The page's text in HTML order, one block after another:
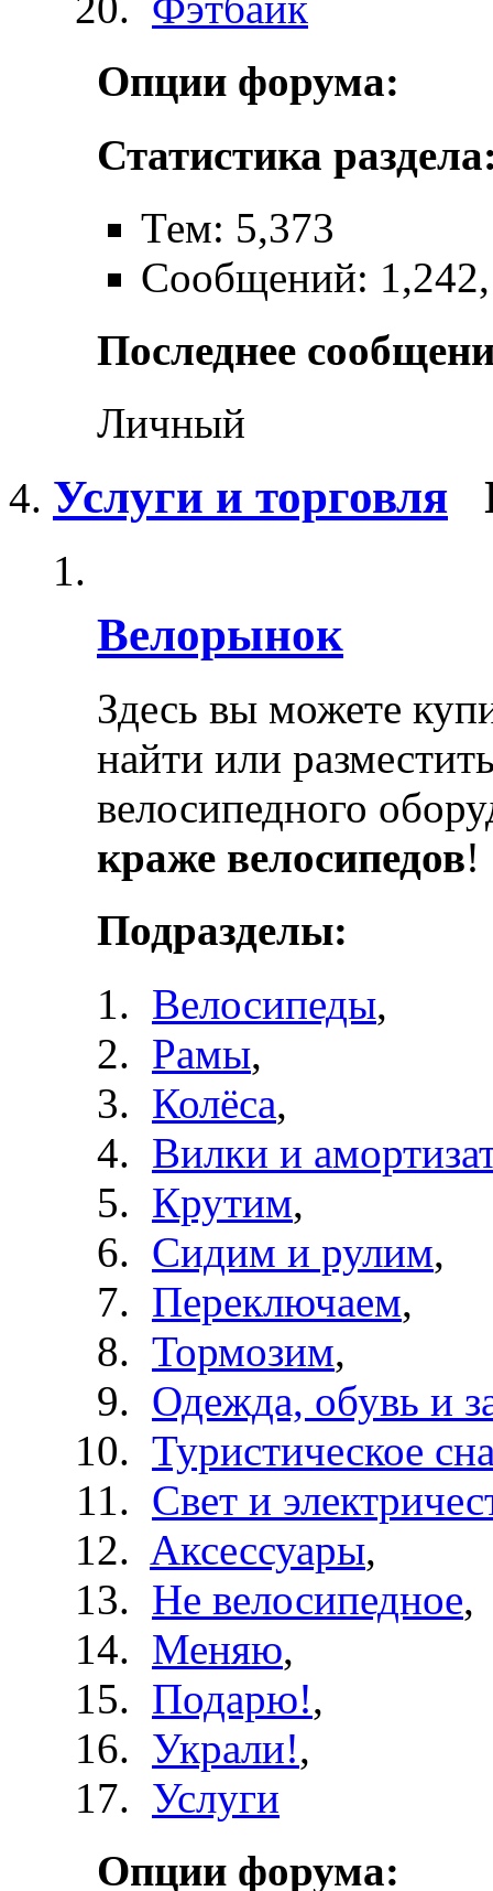
Опции форума:
Статистика
Тем: 5,373
Сообщений:
Последнее
Личный
Услуги и торговля
Велорынок
Здесь вы можете
найти или
велосипедного
краже велосипедов!
Подразделы:
Велосипеды,
Рамы,
Колёса,
Вилки и
Крутим,
Сидим и рулим,
Переключаем,
Тормозим,
Одежда, обувь и
Туристическое
Свет и
Aксессуары,
Не велосипедное,
Меняю,
Подарю!,
Украли!,
Услуги
Опции форума: